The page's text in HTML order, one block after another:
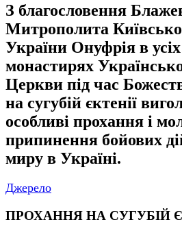
З благословення
Митрополита
України Онуфрія в
монастирях
Церкви під час
на сугубій єктенії
особливі прохання і
припинення бойових
миру в Україні.
Джерело
ПРОХАННЯ НА СУГУБІЙ